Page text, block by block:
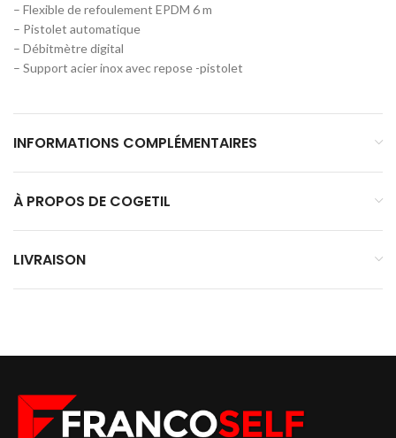
– Flexible de refoulement EPDM 6 m
– Pistolet automatique
– Débitmètre digital
– Support acier inox avec repose -pistolet
INFORMATIONS COMPLÉMENTAIRES
À PROPOS DE COGETIL
LIVRAISON